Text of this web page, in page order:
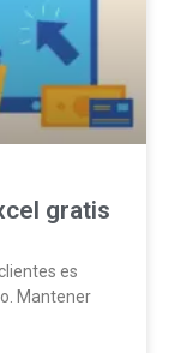
gratis
es
Mantener